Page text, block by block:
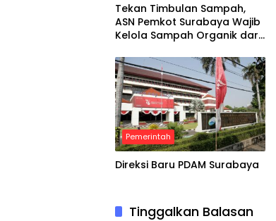
Tekan Timbulan Sampah,
ASN Pemkot Surabaya Wajib
Kelola Sampah Organik dari
Pemerintah
Direksi Baru PDAM Surabaya
Tinggalkan Balasan